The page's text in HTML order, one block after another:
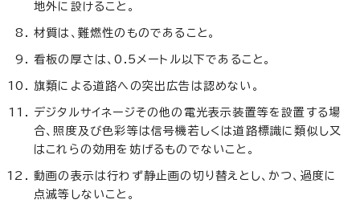
地外に設けること。
材質は、難燃性のものであること。
看板の厚さは、0.5メートル以下であること。
旗類による道路への突出広告は認めない。
デジタルサイネージその他の電光表示装置等を設置する場
合、照度及び色彩等は信号機若しくは道路標識に類似し又
はこれらの効用を妨げるものでないこと。
動画の表示は行わず静止画の切り替えとし、かつ、過度に
点滅等しないこと。